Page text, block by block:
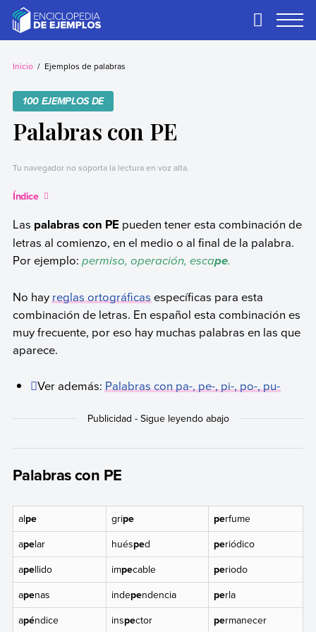
contentEjemplos
Necesitas ejemplos.
Primary
Inicio Ejemplos de palabras
100 EJEMPLOS DE
Palabras con PE
Tu navegador no soporta la lectura en voz alta.
Índice
Las palabras con PE pueden tener esta combinación de
letras al comienzo, en el medio o al final de la palabra.
Por ejemplo: permiso, operación, escape.
No hayreglas ortográficasespecíficas para esta
combinación de letras. En español esta combinación es
muy frecuente, por eso hay muchas palabras en las que
aparece.
Ver además:Palabras con pa-, pe-, pi-, po-, pu-
Palabras con PE
alpe gripe perfume
apelar huésped periódico
apellido impecable periodo
apenas independencia perla
apéndice inspector permanecer